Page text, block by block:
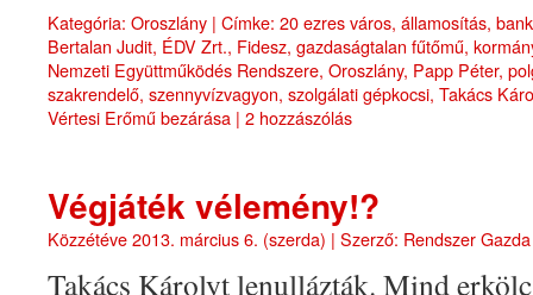
Kategória: Oroszlány | Címke: 20 ezres város, államosítás,
Bertalan Judit, ÉDV Zrt., Fidesz, gazdaságtalan fűtőmű,
Nemzeti Együttműködés Rendszere, Oroszlány, Papp Péter,
szakrendelő, szennyvízvagyon, szolgálati gépkocsi, Takács
Vértesi Erőmű bezárása | 2 hozzászólás
Végjáték vélemény!?
Közzétéve2013. március 6. (szerda) | Szerző: Rendszer Gazda
Takács Károlyt lenullázták. Mind